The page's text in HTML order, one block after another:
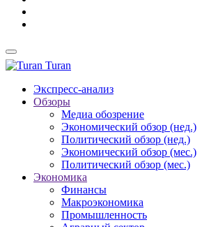
Turan
Экспресс-анализ
Обзоры
Медиа обозрение
Экономический обзор (нед.)
Политический обзор (нед.)
Экономический обзор (мес.)
Политический обзор (мес.)
Экономика
Финансы
Макроэкономика
Промышленность